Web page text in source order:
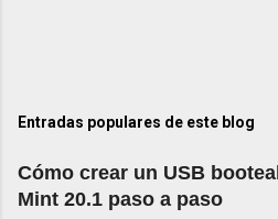
Entradas populares de este blog
Cómo crear un USB
Mint 20.1 paso a paso